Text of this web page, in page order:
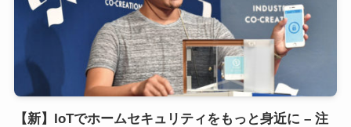
【新】IoTでホームセキュリティをもっと身近に – 注